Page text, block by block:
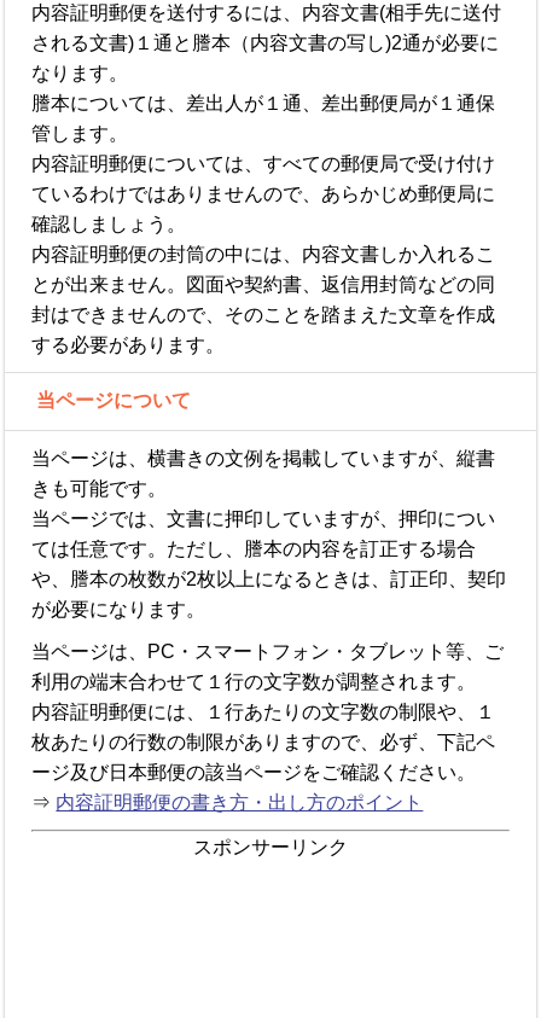
内容証明郵便を送付するには、内容文書(相手先に送付
される文書)１通と謄本（内容文書の写し)2通が必要に
なります。
謄本については、差出人が１通、差出郵便局が１通保
管します。
内容証明郵便については、すべての郵便局で受け付け
ているわけではありませんので、あらかじめ郵便局に
確認しましょう。
内容証明郵便の封筒の中には、内容文書しか入れるこ
とが出来ません。図面や契約書、返信用封筒などの同
封はできませんので、そのことを踏まえた文章を作成
する必要があります。
当ページについて
当ページは、横書きの文例を掲載していますが、縦書
きも可能です。
当ページでは、文書に押印していますが、押印につい
ては任意です。ただし、謄本の内容を訂正する場合
や、謄本の枚数が2枚以上になるときは、訂正印、契印
が必要になります。
当ページは、PC・スマートフォン・タブレット等、ご
利用の端末合わせて１行の文字数が調整されます。
内容証明郵便には、１行あたりの文字数の制限や、１
枚あたりの行数の制限がありますので、必ず、下記ペ
ージ及び日本郵便の該当ページをご確認ください。
⇒ 内容証明郵便の書き方・出し方のポイント
スポンサーリンク